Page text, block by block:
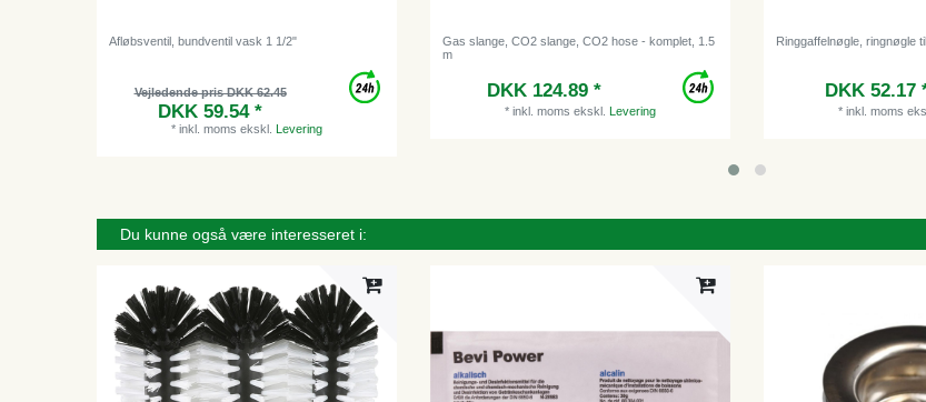
Afløbsventil, bundventil vask 1 1/2"
Vejledende pris DKK 62.45
DKK 59.54 *
* inkl. moms ekskl. Levering
Gas slange, CO2 slange, CO2 hose - komplet, 1.5
m
DKK 124.89 *
* inkl. moms ekskl. Levering
Ringgaffelnøgle, ringnøgle
DKK 52.17
* inkl. moms
Du kunne også være interesseret i: